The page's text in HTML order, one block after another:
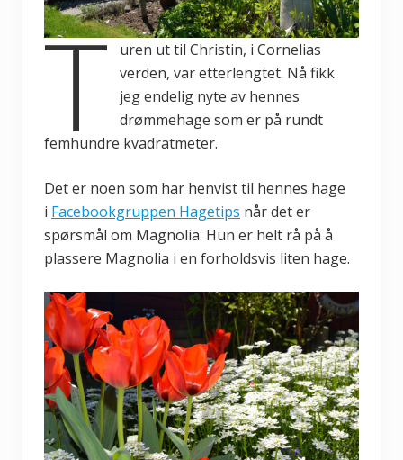
T
uren ut til Christin, i Cornelias
verden, var etterlengtet. Nå fikk
jeg endelig nyte av hennes
drømmehage som er på rundt
femhundre kvadratmeter.
Det er noen som har henvist til hennes hage
i Facebookgruppen Hagetips når det er
spørsmål om Magnolia. Hun er helt rå på å
plassere Magnolia i en forholdsvis liten hage.